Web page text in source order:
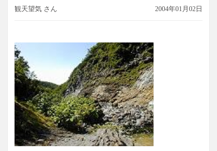
観天望気 さん 2004年01月02日